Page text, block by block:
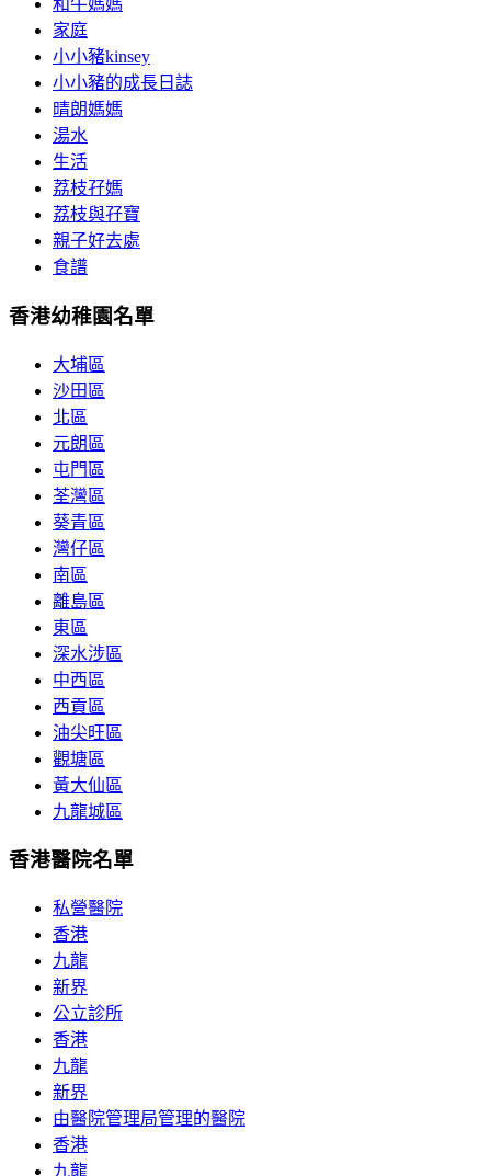
和牛媽媽
家庭
小小豬kinsey
小小豬的成長日誌
晴朗媽媽
湯水
生活
荔枝孖媽
荔枝與孖寶
親子好去處
食譜
香港幼稚園名單
大埔區
沙田區
北區
元朗區
屯門區
荃灣區
葵青區
灣仔區
南區
離島區
東區
深水涉區
中西區
西貢區
油尖旺區
觀塘區
黃大仙區
九龍城區
香港醫院名單
私營醫院
香港
九龍
新界
公立診所
香港
九龍
新界
由醫院管理局管理的醫院
香港
九龍